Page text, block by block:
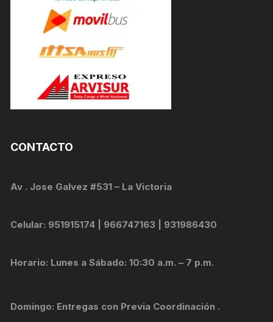
CONTACTO
Av . Jose Galvez #531 – La Victoria
Celular: 951915174 | 966747163 | 931986430
Horario: Lunes a Sábado: 10:30 a.m. – 7 p.m.
Domingo: Entregas con Previa Coordinación .